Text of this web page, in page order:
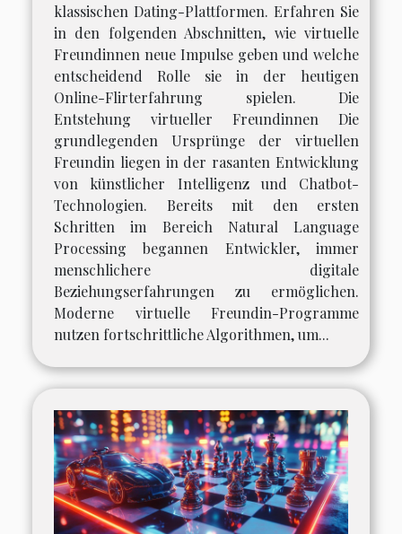
klassischen Dating-Plattformen. Erfahren Sie
in den folgenden Abschnitten, wie virtuelle
Freundinnen neue Impulse geben und welche
entscheidend Rolle sie in der heutigen
Online-Flirterfahrung spielen. Die
Entstehung virtueller Freundinnen Die
grundlegenden Ursprünge der virtuellen
Freundin liegen in der rasanten Entwicklung
von künstlicher Intelligenz und Chatbot-
Technologien. Bereits mit den ersten
Schritten im Bereich Natural Language
Processing begannen Entwickler, immer
menschlichere digitale
Beziehungserfahrungen zu ermöglichen.
Moderne virtuelle Freundin-Programme
nutzen fortschrittliche Algorithmen, um...